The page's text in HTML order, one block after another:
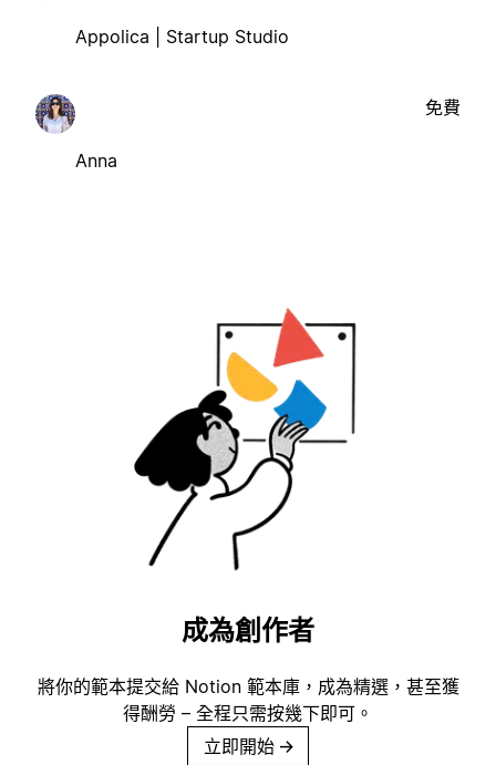
Appolica | Startup Studio
Anna
免費
成為創作者
將你的範本提交給 Notion 範本庫，成為精選，甚至獲
得酬勞 – 全程只需按幾下即可。
立即開始 →